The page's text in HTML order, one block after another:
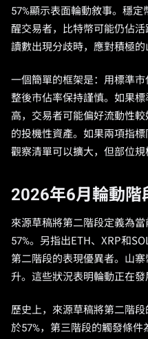
57%顯示表面輪動敘事。穩
醒交易者，比特幣可能仍佔
讀數出現分歧時，應對積極的
一個簡單的框架是：用標準
整後市佔率保持謹慎。如果
高，交易者可能偏好流動性
的投機性資產。如果兩項指標
觀察清單可以擴大，但部位規
2026年6月輪動階
來源草稿將第二階段定義為
57%。另指出ETH、XRP和
第二階段的表現優異者。山
升。這些狀況表明輪動正在發
歷史上，來源草稿將第二階
於57%，第三階段的觸發條件